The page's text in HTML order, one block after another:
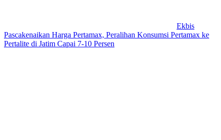
Ekbis
Pascakenaikan Harga Pertamax, Peralihan Konsumsi Pertamax ke
Pertalite di Jatim Capai 7-10 Persen